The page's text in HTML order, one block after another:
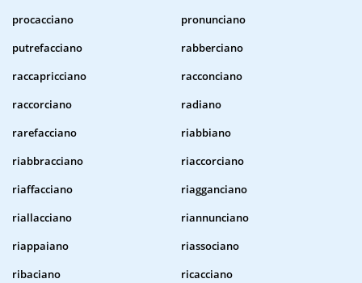
procacciano
pronunciano
putrefacciano
rabberciano
raccapricciano
racconciano
raccorciano
radiano
rarefacciano
riabbiano
riabbracciano
riaccorciano
riaffacciano
riagganciano
riallacciano
riannunciano
riappaiano
riassociano
ribaciano
ricacciano